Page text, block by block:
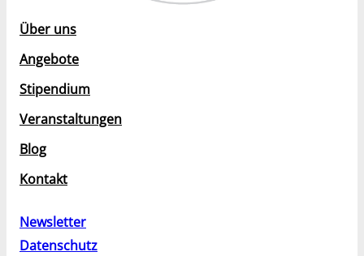
Über uns
Angebote
Stipendium
Veranstaltungen
Blog
Kontakt
Newsletter
Datenschutz